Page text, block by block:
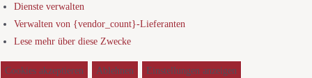
Dienste verwalten
Verwalten von {vendor_count}-Lieferanten
Lese mehr über diese Zwecke
Cookies akzeptieren Ablehnen
Einstellungen anzeigen